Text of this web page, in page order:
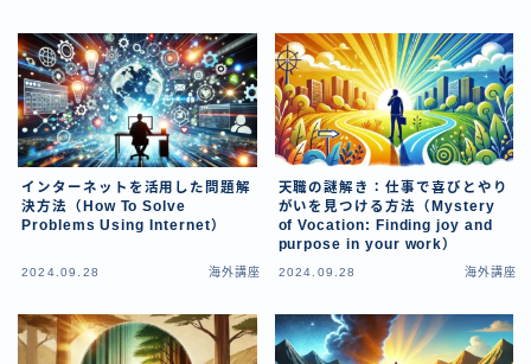
インターネットを活用した問題解
決方法（How To Solve
Problems Using Internet）
2024.09.28 海外講座
天職の謎解き：仕事で喜びとやり
がいを見つける方法（Mystery
of Vocation: Finding joy and
purpose in your work）
2024.09.28 海外講座